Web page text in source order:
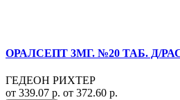
ОРАЛСЕПТ 3МГ. №20 ТАБ. Д/
ГЕДЕОН РИХТЕР
от 339.07 р. от 372.60 р.